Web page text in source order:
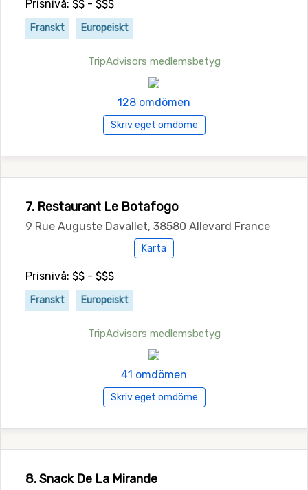
Prisnivå: $$ - $$$
Franskt Europeiskt
TripAdvisors medlemsbetyg
128 omdömen
Skriv eget omdöme
7. Restaurant Le Botafogo
9 Rue Auguste Davallet, 38580 Allevard France
Karta
Prisnivå: $$ - $$$
Franskt Europeiskt
TripAdvisors medlemsbetyg
41 omdömen
Skriv eget omdöme
8. Snack De La Mirande